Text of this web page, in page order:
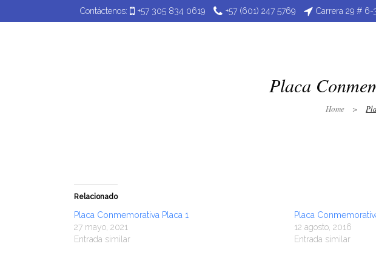
Contáctenos: +57 305 834 0619 +57 (601) 247 5769 Carrera 29 # 6-
Placa
Home >
Relacionado
Placa Conmemorativa Placa 1
27 mayo, 2021
Entrada similar
Placa
12 agosto, 2016
Entrada similar